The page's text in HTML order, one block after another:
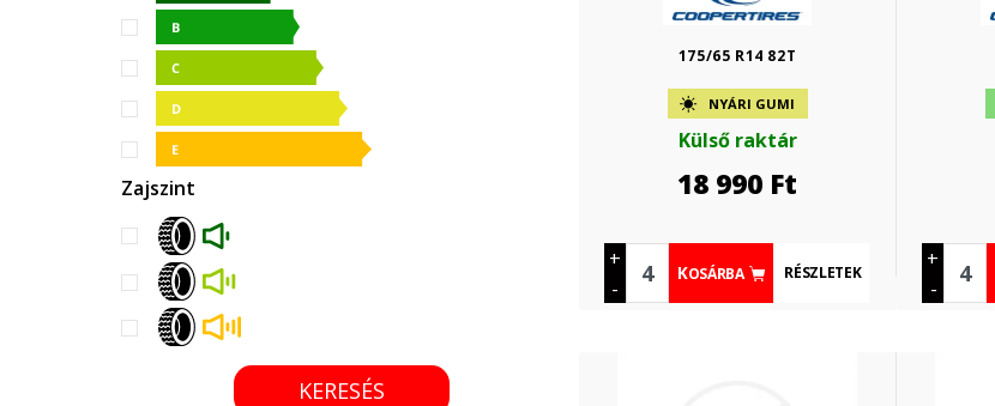
Zajszint
KERESÉS
175/65 R14 82T
NYÁRI GUMI
Külső raktár
18 990 Ft
+
-
KOSÁRBA RÉSZLETEK
+
-